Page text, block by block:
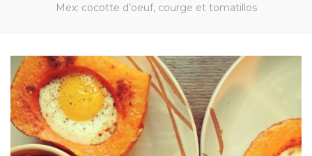
Mex: cocotte d’oeuf, courge et tomatillos